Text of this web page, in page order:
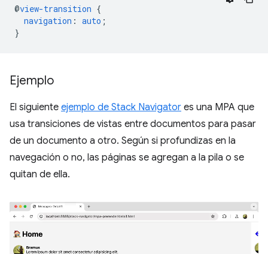
@view-transition {
navigation : auto ;
}
Ejemplo
El siguiente ejemplo de Stack Navigator es una MPA que
usa transiciones de vistas entre documentos para pasar
de un documento a otro. Según si profundizas en la
navegación o no, las páginas se agregan a la pila o se
quitan de ella.